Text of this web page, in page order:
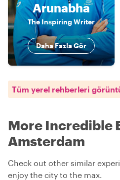
Arunabha
The Inspiring Writer
Daha Fazla Gör
Tüm yerel rehberleri
More Incredible
Amsterdam
Check out other similar
enjoy the city to the max.